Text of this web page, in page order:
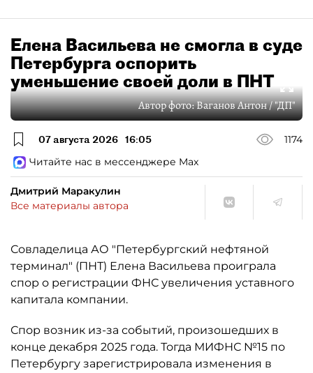
Елена Васильева не смогла в суде
Петербурга оспорить
уменьшение своей доли в ПНТ
Автор фото:Ваганов Антон / "ДП"
07 августа 2026 16:05
1174
Читайте нас в мессенджере Max
Дмитрий Маракулин
Все материалы автора
Совладелица АО "Петербургский нефтяной
терминал" (ПНТ) Елена Васильева проиграла
спор о регистрации ФНС увеличения уставного
капитала компании.
Спор возник из-за событий, произошедших в
конце декабря 2025 года. Тогда МИФНС №15 по
Петербургу зарегистрировала изменения в